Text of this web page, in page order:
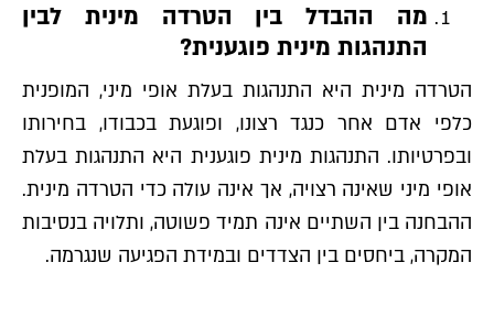
מה ההבדל בין הטרדה מינית לבין
התנהגות מינית פוגענית?
הטרדה מינית היא התנהגות בעלת אופי מיני, המופנית
כלפי אדם אחר כנגד רצונו, ופוגעת בכבודו, בחירותו
ובפרטיותו. התנהגות מינית פוגענית היא התנהגות בעלת
אופי מיני שאינה רצויה, אך אינה עולה כדי הטרדה מינית.
ההבחנה בין השתיים אינה תמיד פשוטה, ותלויה בנסיבות
המקרה, ביחסים בין הצדדים ובמידת הפגיעה שנגרמה.